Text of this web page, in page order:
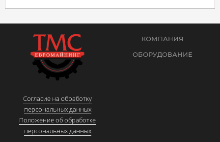
Согласие на обработку
персональных данных
Положение об обработке
персональных данных
КОМПАНИЯ
ОБОРУДОВАНИЕ